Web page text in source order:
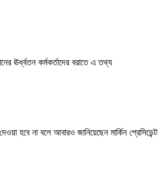
ঊর্ধ্বতন কর্মকর্তাদের বরাতে এ তথ্য
হবে না বলে আবারও জানিয়েছেন মার্কিন প্রেসিডেন্ট